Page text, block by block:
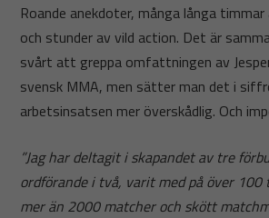
Roande anekdoter, många långa
och stunder av vild action. Det är
svårt att greppa omfattningen av
svensk MMA, men sätter man det i
arbetsinsatsen mer överskådlig. Och
”Jag har deltagit i skapandet av tre
ordförande i två, varit med på över 100
mer än 2000 matcher och skött